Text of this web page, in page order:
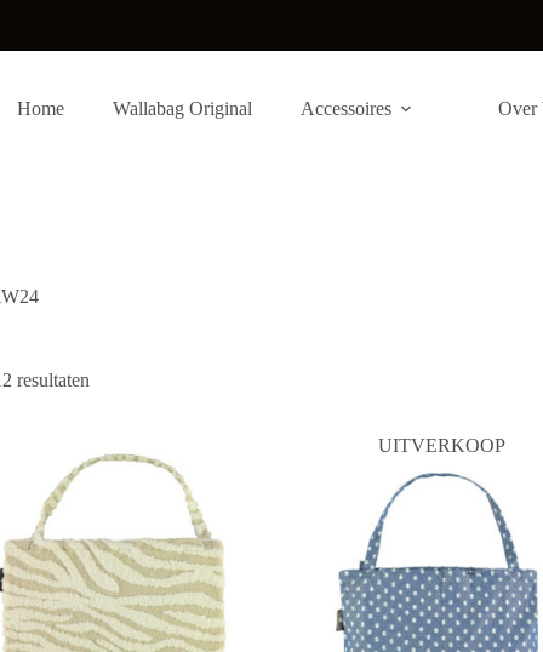
Home Wallabag Original Accessoires Over
resultatenGesorteerd
UITVERKOOP